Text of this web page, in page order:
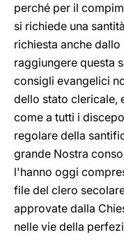
perché per il
si richiede una
richiesta anche
raggiungere questa
consigli evangelici
dello stato clericale,
come a tutti i
regolare della
grande Nostra
l'hanno oggi
file del clero
approvate dalla
nelle vie della